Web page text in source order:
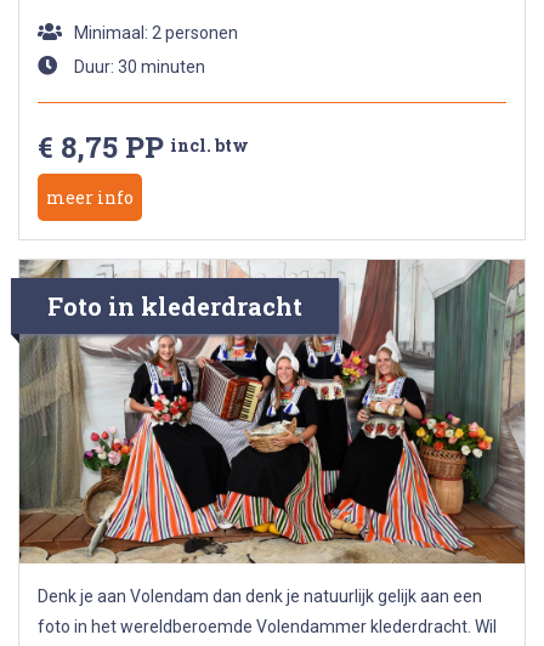
Minimaal: 2 personen
Duur: 30 minuten
€ 8,75 PP incl. btw
meer info
Foto in klederdracht
Denk je aan Volendam dan denk je natuurlijk gelijk aan een
foto in het wereldberoemde Volendammer klederdracht. Wil